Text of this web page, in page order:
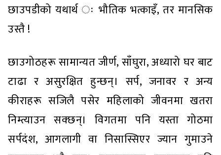
छाउपडीको यथार्थ ः भौतिक भत्काइँ, तर मानसिक
उस्तै !
छाउगोठहरू सामान्यत जीर्ण, साँघुरा, अध्यारो घर बाट
टाढा र असुरक्षित हुन्छन्। सर्प, जनावर र अन्य
कीराहरू सजिलै पसेर महिलाको जीवनमा खतरा
निम्त्याउन सक्छन्। विगतमा पनि यस्ता गोठमा
सर्पदंश, आगलागी वा निसास्सिएर ज्यान गुमाउने